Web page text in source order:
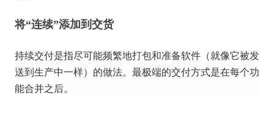
将“连续”添加到交货
持续交付是指尽可能频繁地打包和准备软件（就像它被发
送到生产中一样）的做法。 最极端的交付方式是在每个功
能合并之后。